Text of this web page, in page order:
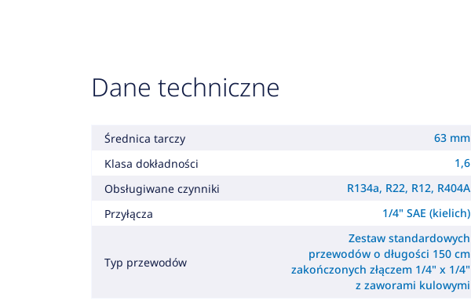
Dane techniczne
Średnica tarczy
63 mm
Klasa dokładności
1,6
Obsługiwane czynniki
R134a, R22, R12, R404A
Przyłącza
1/4" SAE (kielich)
Typ przewodów
Zestaw standardowych
przewodów o długości 150 cm
zakończonych złączem 1/4" x 1/4"
z zaworami kulowymi